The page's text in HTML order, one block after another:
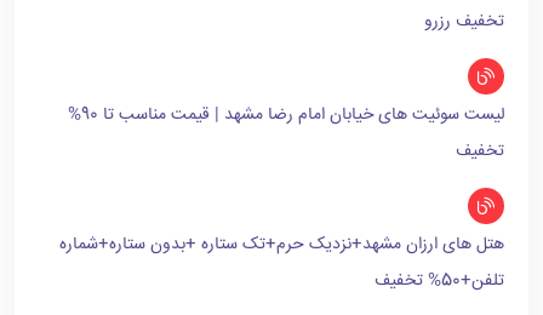
تخفیف رزرو
لیست سوئیت های خیابان امام رضا مشهد | قیمت مناسب تا 90%
تخفیف
هتل های ارزان مشهد+نزدیک حرم+تک ستاره +بدون ستاره+شماره
تلفن+50% تخفیف